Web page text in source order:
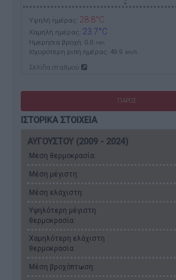
Υψηλή ημέρας: 28.8°C
Χαμηλή ημέρας: 23.7°C
Ημερήσια βροχή: 0.0 mm
Ισχυρότερη ριπή ημέρας: 49.9 km/h
Σελίδα σταθμού
ΠΑΡΟΣ
ΙΣΤΟΡΙΚΑ ΣΤΟΙΧΕΙΑ
ΑΥΓΟΥΣΤΟΥ (2009 - 2024)
Μεση θερμοκρασία:
Μέση μέγιστη:
Μέση ελάχιστη:
Υψηλότερη μέγιστη
θερμοκρασία:
Χαμηλότερη ελάχιστη
θερμοκρασία:
Μέση βροχόπτωση: